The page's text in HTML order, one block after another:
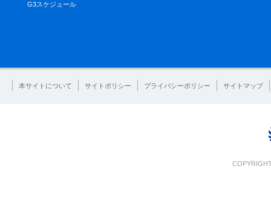
G3スケジュール
本サイトについて サイトポリシー プライバシーポリシー サイトマップ